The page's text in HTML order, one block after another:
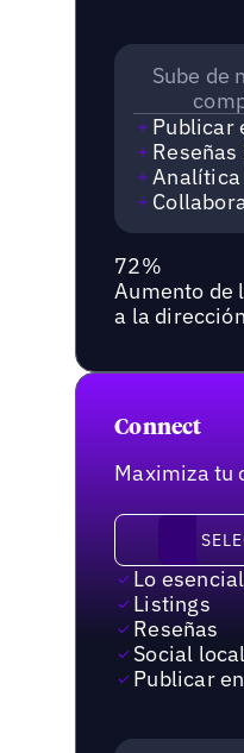
Sube de
Publicar
Reseñas
Analítica
72%
Aumento de
a la dirección
Connect
Maximiza tu
Seleccione un
Lo
Listings
Reseñas
Social local
Publicar